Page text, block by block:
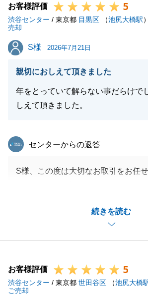
お客様評価 5
渋谷センター / 東京都 目黒区 （池尻大橋駅
売却
S様
S様 2026年7月21日
親切におしえて頂きました
年をとっていて解らない事だらけで
しえて頂きました。
続きを読む
東急リバブル
センターからの返答
S様、この度は大切なお取引をお任
今後とも不動産のことで何かござい
もお気軽にご連絡下さい。
引き続き、何卒よろしくお願い申し
閉じる
お客様評価 5
渋谷センター / 東京都 世田谷区 （池尻大橋
ご売却